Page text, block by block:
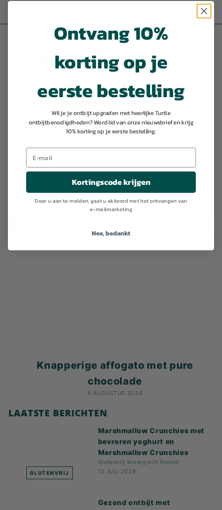
JULLIE VRAGEN
geen inhoud. Voeg inhoud toe
aan deze sectie met behulp
van de zijbalk.
Knapperige affogato met pure
chocolade
6 AUGUSTUS 2026
LAATSTE BERICHTEN
GLUTENVRIJ
Marshmallow Crunchies met
bevroren yoghurt en
Marshmallow Crunchies
Glutenvrij biologisch Recept
13 JULI 2026
Gezond ontbijt met
Ontvang 10%
korting op je
eerste bestelling
Wil je je ontbijt upgraden met heerlijke Turtle
ontbijtbenodigdheden? Word lid van onze nieuwsbrief en krijg
10% korting op je eerste bestelling.
Kortingscode krijgen
Door u aan te melden, gaat u akkoord met het ontvangen van
e-mailmarketing
Nee, bedankt